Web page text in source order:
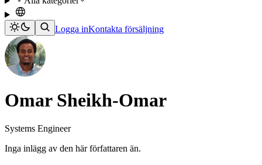
Logga inKontakta försäljning
Omar Sheikh-Omar
Systems Engineer
Inga inlägg av den här författaren än.